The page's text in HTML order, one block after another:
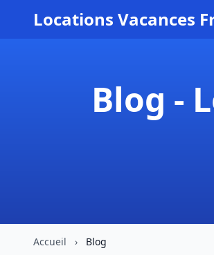
Locations Vacances
Blog -
Accueil › Blog